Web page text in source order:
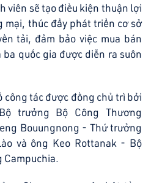
viên sẽ tạo điều kiện thuận lợi
mại, thúc đẩy phát triển cơ sở
tải, đảm bảo việc mua bán
quốc gia được diễn ra suôn
công tác được đồng chủ trì bởi
trưởng Bộ Công Thương
Bouungnong - Thứ trưởng
và ông Keo Rottanak - Bộ